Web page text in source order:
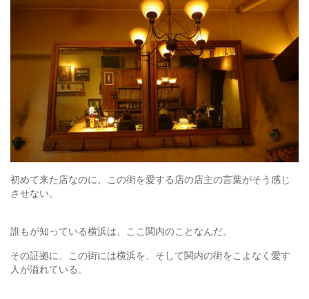
初めて来た店なのに、この街を愛する店の店主の言葉がそう感じ
させない。
誰もが知っている横浜は、ここ関内のことなんだ。
その証拠に、この街には横浜を、そして関内の街をこよなく愛す
人が溢れている。